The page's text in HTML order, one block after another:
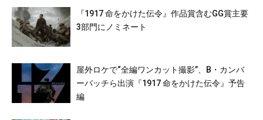
『1917 命をかけた伝令』作品賞含むGG賞主要
3部門にノミネート
屋外ロケで“全編ワンカット撮影”、B・カンバ
ーバッチら出演『1917 命をかけた伝令』予告
編